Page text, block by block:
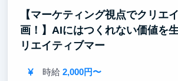
作られていく過程を、経営メンバーと
れます。技術選定も価格設定も採用も
立ち会える。将来自分で事業を持ちた
以上ない教材です。
【マーケティング視点でクリエ
画！】AIにはつくれない価値を
リエイティブマー
時給 2,000円〜